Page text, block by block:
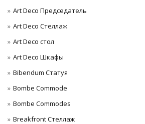
Art Deco Председатель
Art Deco Стеллаж
Art Deco стол
Art Deco Шкафы
Bibendum Статуя
Bombe Commode
Bombe Commodes
Breakfront Стеллаж